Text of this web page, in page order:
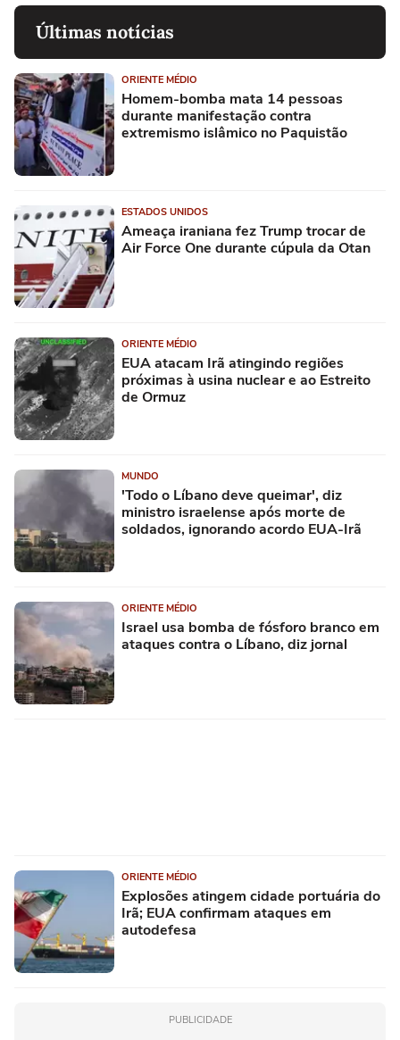
Últimas notícias
ORIENTE MÉDIO
Homem-bomba mata 14 pessoas
durante manifestação contra
extremismo islâmico no Paquistão
ESTADOS UNIDOS
Ameaça iraniana fez Trump trocar de
Air Force One durante cúpula da Otan
ORIENTE MÉDIO
EUA atacam Irã atingindo regiões
próximas à usina nuclear e ao Estreito
de Ormuz
MUNDO
'Todo o Líbano deve queimar', diz
ministro israelense após morte de
soldados, ignorando acordo EUA-Irã
ORIENTE MÉDIO
Israel usa bomba de fósforo branco em
ataques contra o Líbano, diz jornal
ORIENTE MÉDIO
Explosões atingem cidade portuária do
Irã; EUA confirmam ataques em
autodefesa
PUBLICIDADE